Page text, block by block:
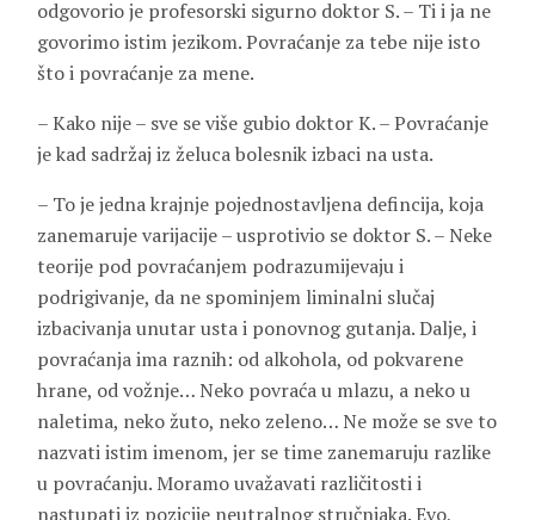
odgovorio je profesorski sigurno doktor S. – Ti i ja ne
govorimo istim jezikom. Povraćanje za tebe nije isto
što i povraćanje za mene.
– Kako nije – sve se više gubio doktor K. – Povraćanje
je kad sadržaj iz želuca bolesnik izbaci na usta.
– To je jedna krajnje pojednostavljena defincija, koja
zanemaruje varijacije – usprotivio se doktor S. – Neke
teorije pod povraćanjem podrazumijevaju i
podrigivanje, da ne spominjem liminalni slučaj
izbacivanja unutar usta i ponovnog gutanja. Dalje, i
povraćanja ima raznih: od alkohola, od pokvarene
hrane, od vožnje… Neko povraća u mlazu, a neko u
naletima, neko žuto, neko zeleno… Ne može se sve to
nazvati istim imenom, jer se time zanemaruju razlike
u povraćanju. Moramo uvažavati različitosti i
nastupati iz pozicije neutralnog stručnjaka. Evo,